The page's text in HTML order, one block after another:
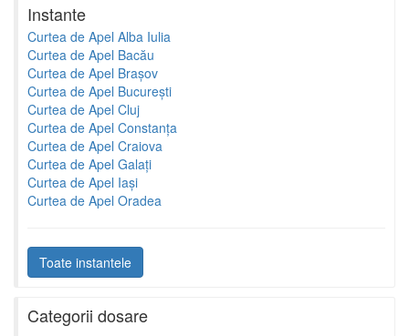
Instante
Curtea de Apel Alba Iulia
Curtea de Apel Bacău
Curtea de Apel Brașov
Curtea de Apel București
Curtea de Apel Cluj
Curtea de Apel Constanța
Curtea de Apel Craiova
Curtea de Apel Galați
Curtea de Apel Iași
Curtea de Apel Oradea
Toate instantele
Categorii dosare